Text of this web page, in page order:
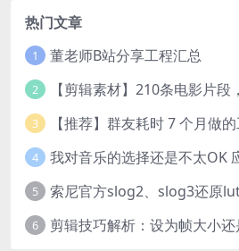
热门文章
1 董老师B站分享工程汇总
2
3 【推荐】群友耗时 7 个月做
4 我对音乐的选择还是不太OK
5 索尼官方slog2、slog3还原
6 剪辑技巧解析：设为帧大小